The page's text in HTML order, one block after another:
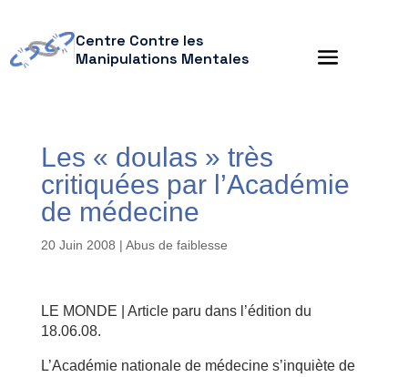
Centre Contre les
Manipulations Mentales
Les « doulas » très
critiquées par l’Académie
de médecine
20 Juin 2008 | Abus de faiblesse
LE MONDE | Article paru dans l’édition du
18.06.08.
L’Académie nationale de médecine s’inquiète de